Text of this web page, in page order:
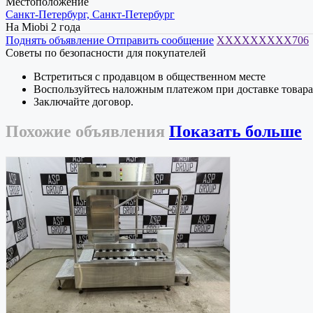
Санкт-Петербург, Санкт-Петербург
На Miobi 2 года
Поднять объявление Отправить сообщение XXXXXXXXX706
Советы по безопасности для покупателей
Встретиться с продавцом в общественном месте
Воспользуйтесь наложным платежом при доставке
Заключайте договор.
Похожие объявления Показать больше